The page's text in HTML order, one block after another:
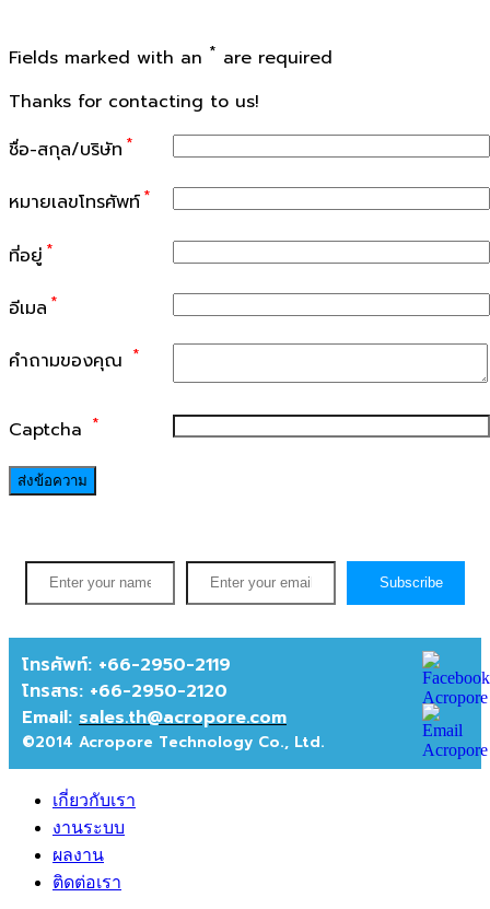
Fields marked with an * are required
Thanks for contacting to us!
ชื่อ-สกุล/บริษัท *
หมายเลขโทรศัพท์*
ที่อยู่ *
อีเมล *
คำถามของคุณ *
Captcha *
ส่งข้อความ
Subscribe
โทรศัพท์: +66-2950-2119
โทรสาร: +66-2950-2120
Email: sales.th@acropore.com
©2014 Acropore Technology Co., Ltd.
เกี่ยวกับเรา
งานระบบ
ผลงาน
ติดต่อเรา